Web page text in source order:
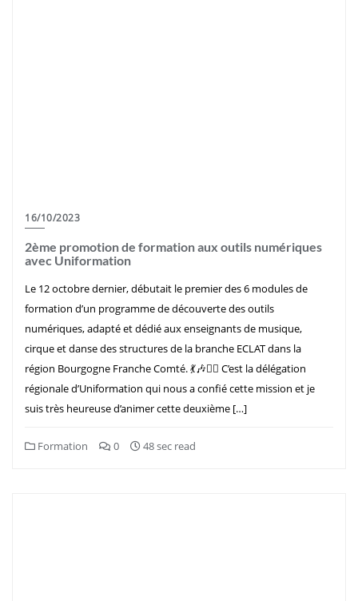
16/10/2023
2ème promotion de formation aux outils numériques
avec Uniformation
Le 12 octobre dernier, débutait le premier des 6 modules de
formation d’un programme de découverte des outils
numériques, adapté et dédié aux enseignants de musique,
cirque et danse des structures de la branche ECLAT dans la
région Bourgogne Franche Comté. 💃🎶🤹‍♀️ C’est la délégation
régionale d’Uniformation qui nous a confié cette mission et je
suis très heureuse d’animer cette deuxième […]
Formation 0 48 sec read